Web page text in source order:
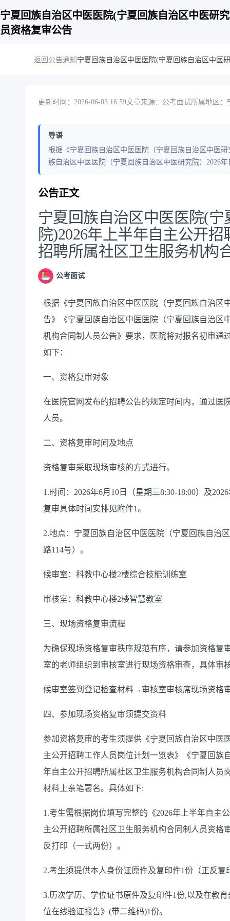
宁夏回族自治区中医医院(宁夏回族自治区中医研
员资格复审公告
返回公告通知 宁夏回族自治区中医医院(宁夏回族自治区中医
更新时间：2026-06-03 16:59文章来源：公考面试所属地区：
导语
根据《宁夏回族自治区中医医院（宁夏回族自治区中医
族自治区中医医院（宁夏回族自治区中医研究院）2026
公告正文
宁夏回族自治区中医医院(
院)2026年上半年自主公开
招聘所属社区卫生服务机构
公考面试
根据《宁夏回族自治区中医医院（宁夏回族自治区
告》《宁夏回族自治区中医医院（宁夏回族自治区
机构合同制人员公告》要求，医院将对报名初审通
如下：
一、资格复审对象
在医院官网发布的招聘公告的规定时间内，通过医
人员。
二、资格复审时间及地点
资格复审采取现场审核的方式进行。
1.时间：2026年6月10日（星期三8:30-18:00）及
复审具体时间安排见附件1。
2.地点：宁夏回族自治区中医医院（宁夏回族自治
路114号）。
候审室：科教中心楼2楼综合技能训练室
审核室：科教中心楼2楼智慧教室
三、现场资格复审流程
为确保现场资格复审秩序规范有序，请参加资格复
室的老师组织到审核室进行现场资格审查，具体审
候审室签到登记检查材料→审核室审核席现场资格
四、参加现场资格复审须提交资料
参加资格复审的考生须提供《宁夏回族自治区中医
主公开招聘工作人员岗位计划一览表》《宁夏回族
年自主公开招聘所属社区卫生服务机构合同制人员
材料上亲笔署名。具体如下:
1.考生需根据岗位填写完整的《2026年上半年自主
主公开招聘所属社区卫生服务机构合同制人员资格
反打印（一式两份）。
2.考生须提供本人身份证原件及复印件1份（正反复
3.历次学历、学位证书原件及复印件1份,以及在教
位在线验证报告》(带二维码)1份。